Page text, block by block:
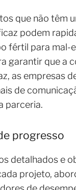
que não têm
podem
fértil para mal-
garantir que a
as empresas
de
parceria.
progresso
detalhados e
projeto,